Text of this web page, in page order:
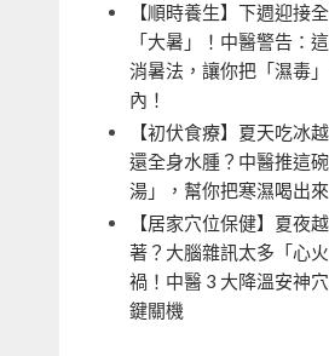
【順時養生】下週迎接
「大暑」！中醫警告：
消暑法，讓你把「濕毒
內！
【初伏食療】夏天吃冰
還全身水腫？中醫推這
湯」，幫你把寒濕喝出來
【居家穴位保健】夏夜
著？大腦雜訊太多「心
禍！中醫 3 大降溫安神
鍵關機